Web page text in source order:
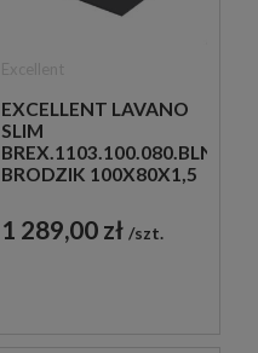
EXCELLENT LAVANO
SLIM
BREX.1103.100.080.BLN
BRODZIK 100X80X1,5
1 289,00 zł szt.